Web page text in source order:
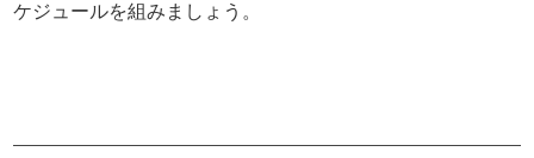
ケジュールを組みましょう。